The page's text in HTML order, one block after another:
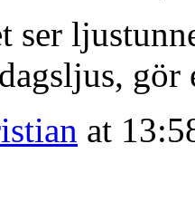
ser
at